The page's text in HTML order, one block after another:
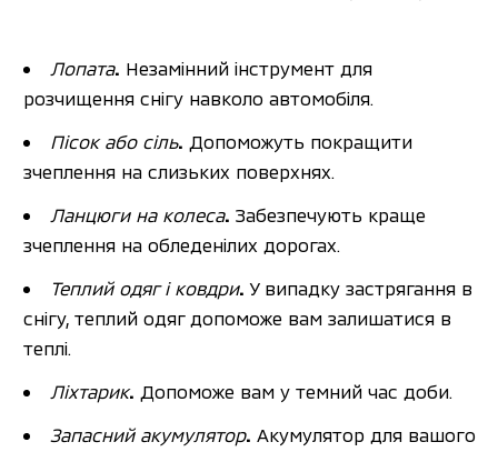
Лопата. Незамінний інструмент для
розчищення снігу навколо автомобіля.
Пісок або сіль. Допоможуть покращити
зчеплення на слизьких поверхнях.
Ланцюги на колеса. Забезпечують краще
зчеплення на обледенілих дорогах.
Теплий одяг і ковдри. У випадку застрягання в
снігу, теплий одяг допоможе вам залишатися в
теплі.
Ліхтарик. Допоможе вам у темний час доби.
Запасний акумулятор. Акумулятор для вашого